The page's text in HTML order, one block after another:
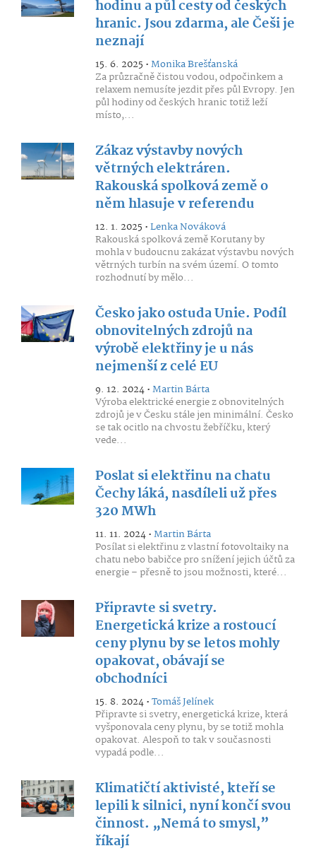
hodinu a půl cesty od českých
hranic. Jsou zdarma, ale Češi je
neznají
15. 6. 2025 •Monika Brešťanská
Za průzračně čistou vodou, odpočinkem a
relaxem nemusíte jezdit přes půl Evropy. Jen
půl hodiny od českých hranic totiž leží
místo,...
Zákaz výstavby nových
větrných elektráren.
Rakouská spolková země o
něm hlasuje v referendu
12. 1. 2025 •Lenka Nováková
Rakouská spolková země Korutany by
mohla v budoucnu zakázat výstavbu nových
větrných turbín na svém území. O tomto
rozhodnutí by mělo...
Česko jako ostuda Unie. Podíl
obnovitelných zdrojů na
výrobě elektřiny je u nás
nejmenší z celé EU
9. 12. 2024 •Martin Bárta
Výroba elektrické energie z obnovitelných
zdrojů je v Česku stále jen minimální. Česko
se tak ocitlo na chvostu žebříčku, který
vede...
Poslat si elektřinu na chatu
Čechy láká, nasdíleli už přes
320 MWh
11. 11. 2024 •Martin Bárta
Posílat si elektřinu z vlastní fotovoltaiky na
chatu nebo babičce pro snížení jejich účtů za
energie – přesně to jsou možnosti, které...
Připravte si svetry.
Energetická krize a rostoucí
ceny plynu by se letos mohly
opakovat, obávají se
obchodníci
15. 8. 2024 •Tomáš Jelínek
Připravte si svetry, energetická krize, která
vyšponovala ceny plynu, by se totiž mohla
opakovat. Alespoň to tak v současnosti
vypadá podle...
Klimatičtí aktivisté, kteří se
lepili k silnici, nyní končí svou
činnost. „Nemá to smysl,”
říkají